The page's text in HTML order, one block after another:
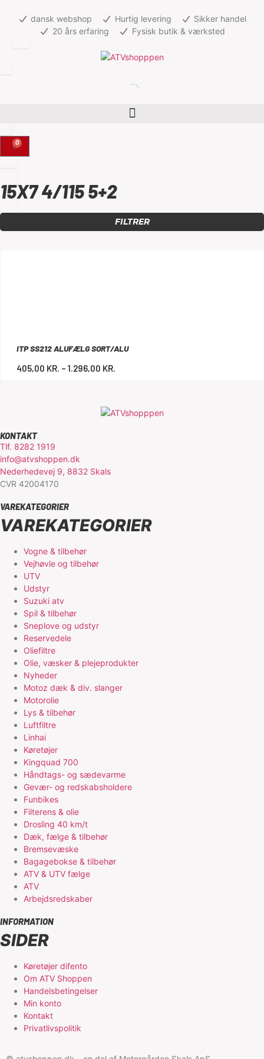
dansk webshop Hurtig levering
Sikker handel
20 års erfaring
Fysisk butik & værksted
0
15X7 4/115 5+2
FILTRER
ITP SS212 ALUFÆLG SORT/ALU
405,00 KR. – 1.296,00 KR.
KONTAKT
Tlf. 8282 1919
info@atvshoppen.dk
Nederhedevej 9, 8832 Skals
CVR 42004170
VAREKATEGORIER
VAREKATEGORIER
Vogne & tilbehør
Vejhøvle og tilbehør
UTV
Udstyr
Suzuki atv
Spil & tilbehør
Sneplove og udstyr
Reservedele
Oliefiltre
Olie, væsker & plejeprodukter
Nyheder
Motoz dæk & div. slanger
Motorolie
Lys & tilbehør
Luftfiltre
Linhai
Køretøjer
Kingquad 700
Håndtags- og sædevarme
Gevær- og redskabsholdere
Funbikes
Filterens & olie
Drosling 40 km/t
Dæk, fælge & tilbehør
Bremsevæske
Bagagebokse & tilbehør
ATV & UTV fælge
ATV
Arbejdsredskaber
INFORMATION
SIDER
Køretøjer difento
Om ATV Shoppen
Handelsbetingelser
Min konto
Kontakt
Privatlivspolitik